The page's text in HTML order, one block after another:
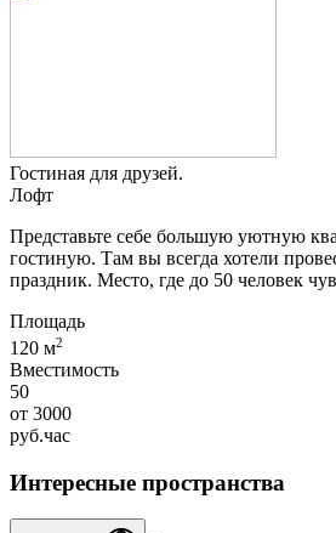
Гостиная для друзей.
Лофт
Представьте себе большую уютную
гостиную. Там вы всегда хотели
праздник. Место, где до 50 человек
Площадь
120 м2
Вместимость
50
от 3000
руб.час
Интересные пространства